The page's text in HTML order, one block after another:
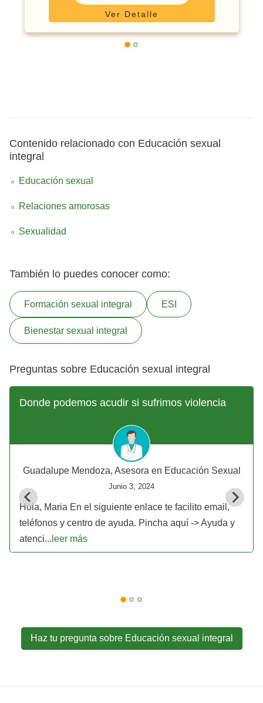
Ver Detalle
Contenido relacionado con Educación sexual
integral
Educación sexual
Relaciones amorosas
Sexualidad
También lo puedes conocer como:
Formación sexual integral ESI
Bienestar sexual integral
Preguntas sobre Educación sexual integral
Donde podemos acudir si sufrimos violencia
Guadalupe Mendoza, Asesora en Educación Sexual
Junio 3, 2024
Hola, Maria En el siguiente enlace te facilito email,
teléfonos y centro de ayuda. Pincha aquí -> Ayuda y
atenci... leer más
Haz tu pregunta sobre Educación sexual integral